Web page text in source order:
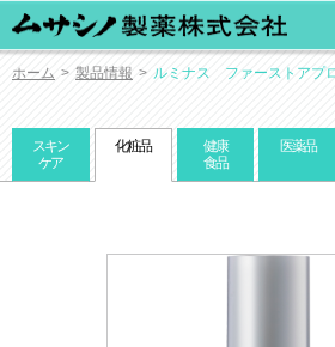
ホーム > 製品情報 > ルミナス ファーストアプ
スキン
ケア
化粧品
健康
食品
医薬品